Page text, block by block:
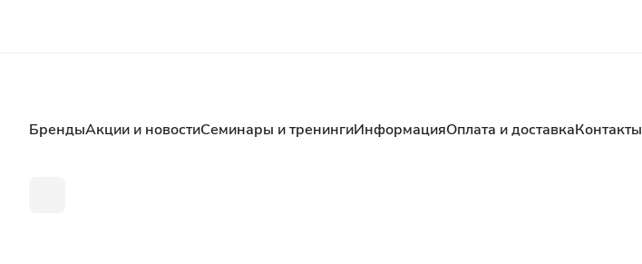
БрендыАкции и новостиСеминары и тренингиИнформацияОплата и доставкаКонтакты